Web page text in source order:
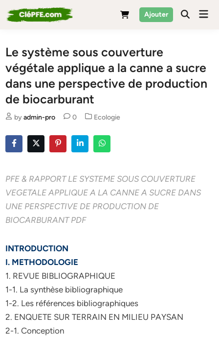
to
Ajouter
Le système sous couverture
végétale applique a la canne a sucre
dans une perspective de production
de biocarburant
byadmin-pro 0
Posted
Ecologie
PFE & RAPPORT LE SYSTEME SOUS COUVERTURE
VEGETALE APPLIQUE A LA CANNE A SUCRE DANS
UNE PERSPECTIVE DE PRODUCTION DE
BIOCARBURANT PDF
INTRODUCTION
I. METHODOLOGIE
1. REVUE BIBLIOGRAPHIQUE
1-1. La synthèse bibliographique
1-2. Les références bibliographiques
2. ENQUETE SUR TERRAIN EN MILIEU PAYSAN
2-1. Conception